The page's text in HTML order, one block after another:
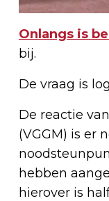
Onlangs is
bij.
De vraag is
De reactie
(VGGM) is er
hebben
hierover is